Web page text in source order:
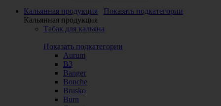
Кальянная продукция
Показать подкатегории
Кальянная продукция
Табак для кальяна
Показать подкатегории
Aurum
B3
Banger
Bonche
Brusko
Burn